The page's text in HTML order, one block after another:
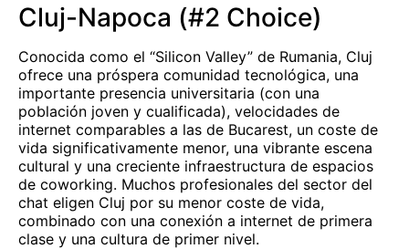
Cluj-Napoca (#2 Choice)
Conocida como el “Silicon Valley” de Rumania, Cluj
ofrece una próspera comunidad tecnológica, una
importante presencia universitaria (con una
población joven y cualificada), velocidades de
internet comparables a las de Bucarest, un coste de
vida significativamente menor, una vibrante escena
cultural y una creciente infraestructura de espacios
de coworking. Muchos profesionales del sector del
chat eligen Cluj por su menor coste de vida,
combinado con una conexión a internet de primera
clase y una cultura de primer nivel.